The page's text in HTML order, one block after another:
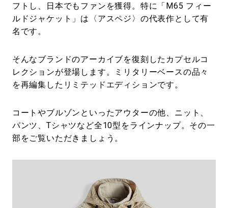
フトし、日本でもファンを獲得。特に「M65 フィー
ルドジャケット」は〈アスペジ〉の代表作として有
名です。
そんなブランドのアーカイブを復刻したカプセルコ
レクションが登場します。ミリタリーベースの品々
を再編集したリミテッドエディションです。
コートやブルゾンといったアウターの他、ニット、
パンツ、Tシャツなど全10型をラインナップ。その一
部をご覧いただきましょう。